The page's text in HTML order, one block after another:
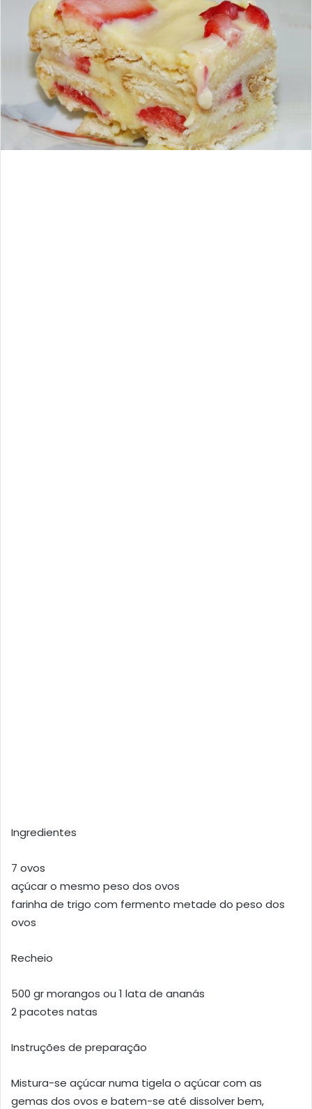
Ingredientes
7 ovos
açúcar o mesmo peso dos ovos
farinha de trigo com fermento metade do peso dos
ovos
Recheio
500 gr morangos ou 1 lata de ananás
2 pacotes natas
Instruções de preparação
Mistura-se açúcar numa tigela o açúcar com as
gemas dos ovos e batem-se até dissolver bem,